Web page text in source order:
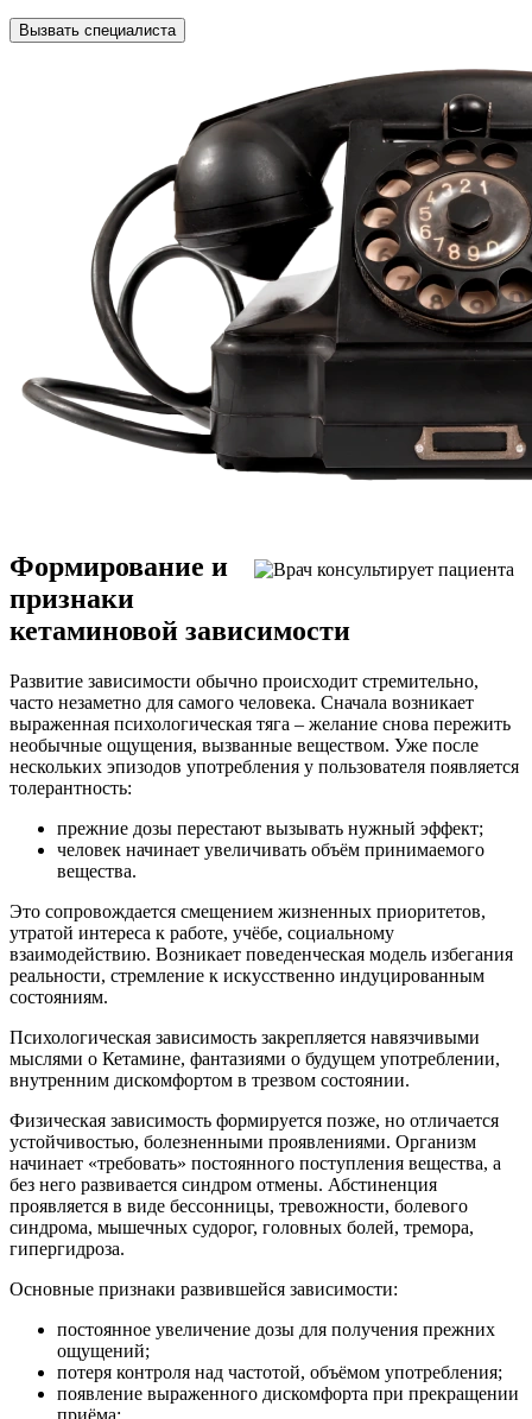
Вызвать специалиста
Формирование и
признаки
кетаминовой зависимости
Развитие зависимости обычно происходит стремительно,
часто незаметно для самого человека. Сначала возникает
выраженная психологическая тяга – желание снова пережить
необычные ощущения, вызванные веществом. Уже после
нескольких эпизодов употребления у пользователя появляется
толерантность:
прежние дозы перестают вызывать нужный эффект;
человек начинает увеличивать объём принимаемого
вещества.
Это сопровождается смещением жизненных приоритетов,
утратой интереса к работе, учёбе, социальному
взаимодействию. Возникает поведенческая модель избегания
реальности, стремление к искусственно индуцированным
состояниям.
Психологическая зависимость закрепляется навязчивыми
мыслями о Кетамине, фантазиями о будущем употреблении,
внутренним дискомфортом в трезвом состоянии.
Физическая зависимость формируется позже, но отличается
устойчивостью, болезненными проявлениями. Организм
начинает «требовать» постоянного поступления вещества, а
без него развивается синдром отмены. Абстиненция
проявляется в виде бессонницы, тревожности, болевого
синдрома, мышечных судорог, головных болей, тремора,
гипергидроза.
Основные признаки развившейся зависимости:
постоянное увеличение дозы для получения прежних
ощущений;
потеря контроля над частотой, объёмом употребления;
появление выраженного дискомфорта при прекращении